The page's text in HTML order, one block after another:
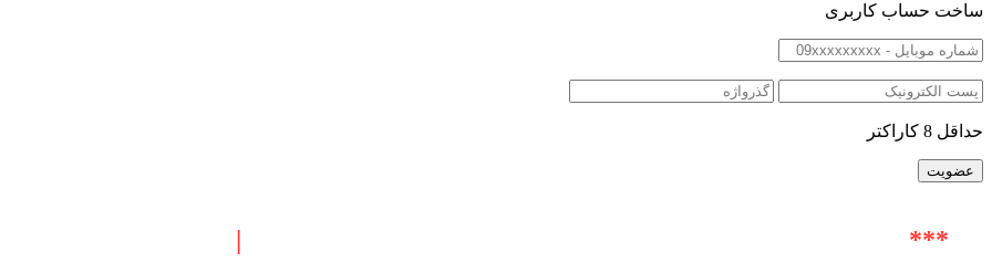
ساخت حساب کاربری
حداقل 8 کاراکتر
***
|